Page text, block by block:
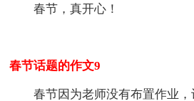
春节，真开心！
春节话题的作文9
春节因为老师没有布置作业